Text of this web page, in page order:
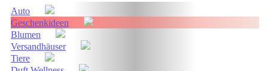
Blumen
Versandhäuser
Tiere
Duft,Wellness
Sonst
Erotik